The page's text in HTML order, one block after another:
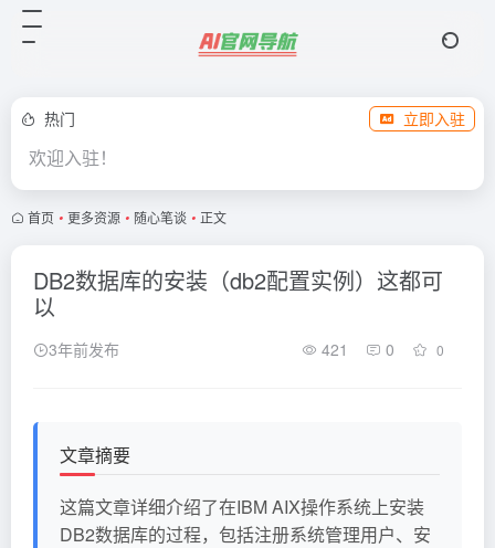
热门 立即入驻
欢迎入驻！
首页 • 更多资源 • 随心笔谈 • 正文
DB2数据库的安装（db2配置实例）这都可
以
3年前发布 421 0 0
文章摘要
这篇文章详细介绍了在IBM AIX操作系统上安装
DB2数据库的过程，包括注册系统管理用户、安